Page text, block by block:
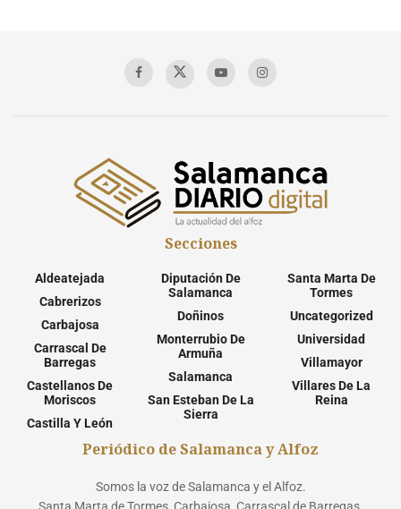
Secciones
Aldeatejada
Cabrerizos
Carbajosa
Carrascal De
Barregas
Castellanos De
Moriscos
Castilla Y León
Diputación De
Salamanca
Doñinos
Monterrubio De
Armuña
Salamanca
San Esteban De La
Sierra
Santa Marta De
Tormes
Uncategorized
Universidad
Villamayor
Villares De La
Reina
Periódico de Salamanca y Alfoz
Somos la voz de Salamanca y el Alfoz.
Santa Marta de Tormes, Carbajosa, Carrascal de Barregas,